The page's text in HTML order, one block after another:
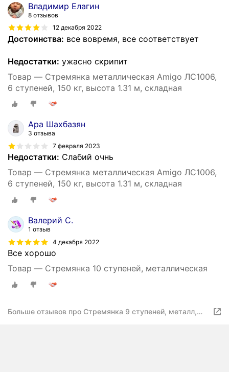
Владимир Елагин
8 отзывов
12 декабря 2022
Достоинства: все вовремя, все соответствует
Недостатки: ужасно скрипит
Товар — Стремянка металлическая Amigo ЛС1006,
6 ступеней, 150 кг, высота 1.31 м, складная
Ара Шахбазян
3 отзыва
7 февраля 2023
Недостатки: Слабий очнь
Товар — Стремянка металлическая Amigo ЛС1006,
6 ступеней, 150 кг, высота 1.31 м, складная
Валерий С.
1 отзыв
4 декабря 2022
Все хорошо
Товар — Стремянка 10 ступеней, металлическая
Больше отзывов про Стремянка 9 ступеней, металл,